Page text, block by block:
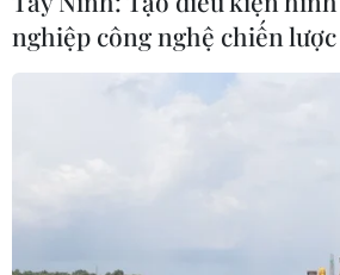
Iran đề xuất thành lập liên minh
Iran ra điều kiện gì với
nghiệp công nghệ chiến lược